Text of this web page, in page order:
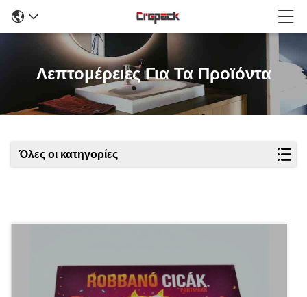
Λεπτομέρειες Για Τα Προϊόντα
Όλες οι κατηγορίες